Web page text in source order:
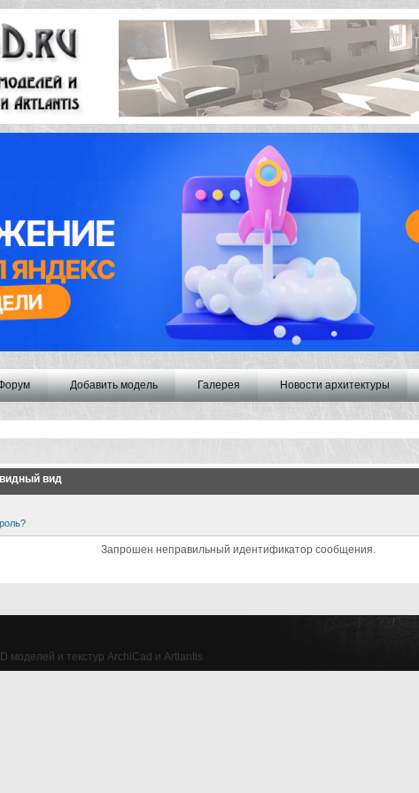
Добавить модель Галерея Новости архитектуры
вид
Запрошен неправильный идентификатор сообщения.
моделей и текстур ArchiCad и Artlantis